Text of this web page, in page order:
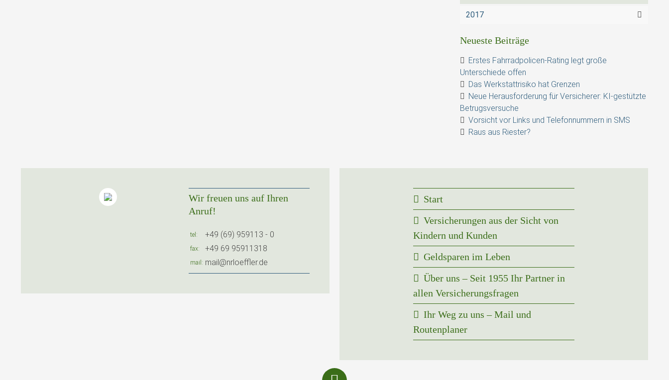
2017
Neueste Beiträge
Erstes Fahrradpolicen-Rating legt große
Unterschiede offen
Das Werkstattrisiko hat Grenzen
Neue Herausforderung für Versicherer: KI-gestützte
Betrugsversuche
Vorsicht vor Links und Telefonnummern in SMS
Raus aus Riester?
Wir freuen uns auf Ihren
Anruf!
tel +49 (69) 959113 - 0
fax +49 69 95911318
mail mail@nrloeffler.de
Start
Versicherungen aus der Sicht von
Kindern und Kunden
Geldsparen im Leben
Über uns – Seit 1955 Ihr Partner in
allen Versicherungsfragen
Ihr Weg zu uns – Mail und
Routenplaner